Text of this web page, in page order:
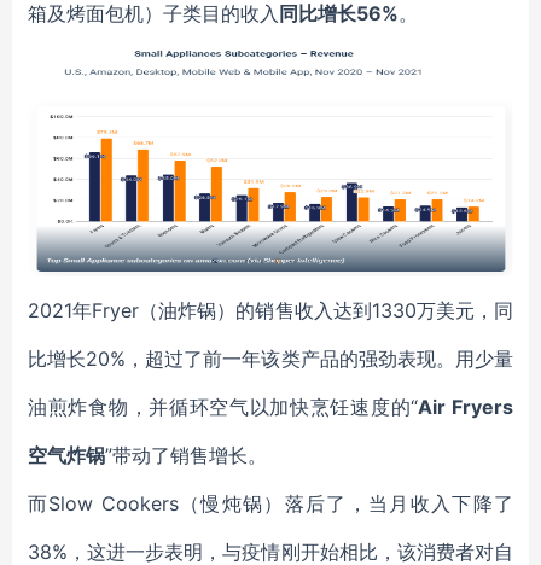
箱及烤面包机）子类目的收入 同比增长56%。
2021年Fryer（油炸锅）的销售收入达到1330万美元，同
比增长20%，超过了前一年该类产品的强劲表现。用少量
油煎炸食物，并循环空气以加快烹饪速度的“Air Fryers
空气炸锅”带动了销售增长。
而Slow Cookers（慢炖锅）落后了，当月收入下降了
38%，这进一步表明，与疫情刚开始相比，该消费者对自